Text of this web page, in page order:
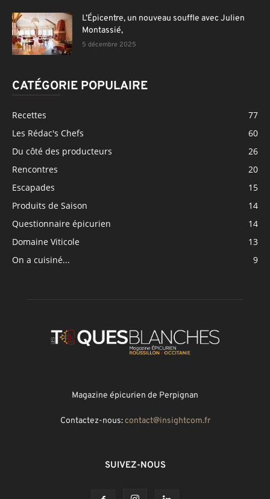
L’Épicentre, un nouveau souffle avec Julien
Montassié,
5 décembre 2025
CATÉGORIE POPULAIRE
Recettes
77
Les Rédac's Chefs
60
Du côté des producteurs
26
Rencontres
20
Escapades
15
Produits de Saison
14
Questionnaire épicurien
14
Domaine Viticole
13
On a cuisiné...
9
Magazine épicurien de Perpignan
Contactez-nous:contact@insightcom.fr
SUIVEZ-NOUS